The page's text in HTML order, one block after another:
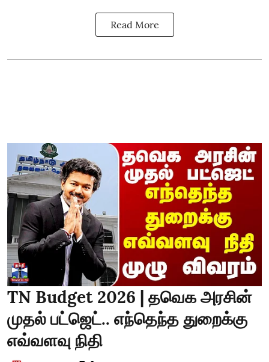
Read More
TN Budget 2026 | தவெக அரசின்
முதல் பட்ஜெட்.. எந்தெந்த துறைக்கு
எவ்வளவு நிதி